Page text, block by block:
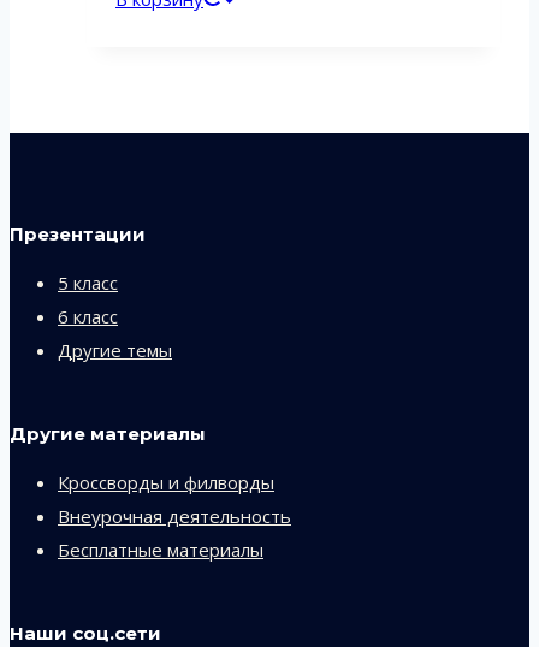
Презентации
5 класс
6 класс
Другие темы
Другие материалы
Кроссворды и филворды
Внеурочная деятельность
Бесплатные материалы
Наши соц.сети